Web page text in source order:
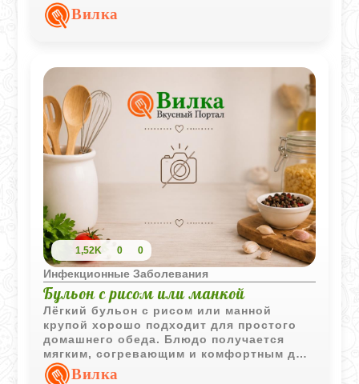
масло делает вкус более мягким и
домашним.
Вилка
1,52K 0 0
Инфекционные Заболевания
Бульон с рисом или манкой
Лёгкий бульон с рисом или манной
крупой хорошо подходит для простого
домашнего обеда. Блюдо получается
мягким, согревающим и комфортным для
повседневного питания.
Вилка